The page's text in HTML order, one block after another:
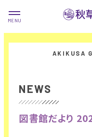
NEWS
図書館だより